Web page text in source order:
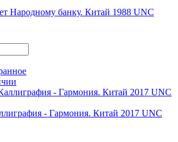
Народному банку. Китай 1988 UNC
- Гармония. Китай 2017 UNC